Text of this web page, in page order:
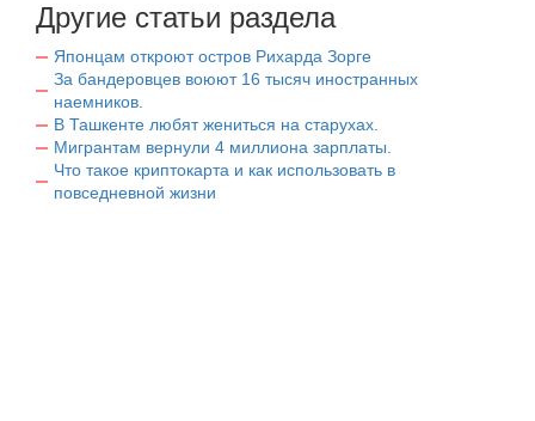
Другие статьи раздела
Японцам откроют остров Рихарда Зорге
За бандеровцев воюют 16 тысяч иностранных
наемников.
В Ташкенте любят жениться на старухах.
Мигрантам вернули 4 миллиона зарплаты.
Что такое криптокарта и как использовать в
повседневной жизни